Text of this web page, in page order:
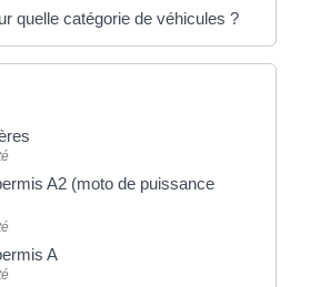
quelle catégorie de véhicules ?
A2 (moto de puissance
A